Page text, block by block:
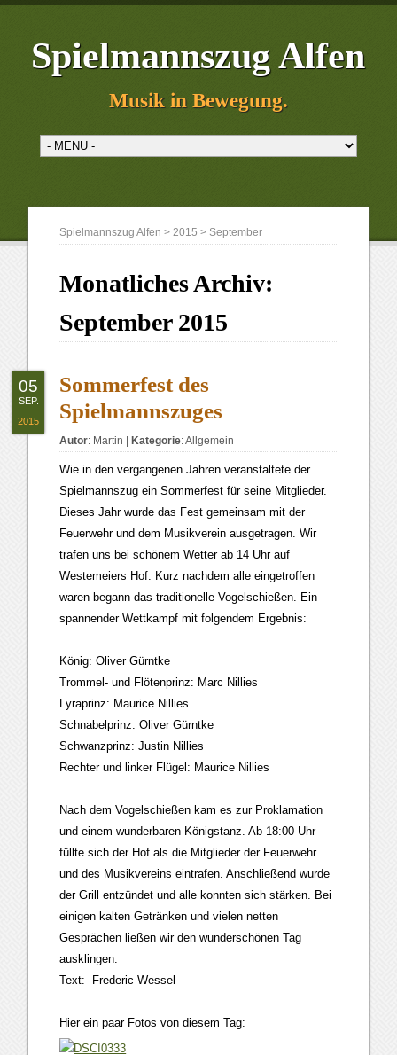
Spielmannszug Alfen
Musik in Bewegung.
Spielmannszug Alfen >2015 > September
Monatliches Archiv:
September 2015
Sommerfest des
Spielmannszuges
Autor: Martin Kategorie:Allgemein
Wie in den vergangenen Jahren veranstaltete der
Spielmannszug ein Sommerfest für seine Mitglieder.
Dieses Jahr wurde das Fest gemeinsam mit der
Feuerwehr und dem Musikverein ausgetragen. Wir
trafen uns bei schönem Wetter ab 14 Uhr auf
Westemeiers Hof. Kurz nachdem alle eingetroffen
waren begann das traditionelle Vogelschießen. Ein
spannender Wettkampf mit folgendem Ergebnis:
König: Oliver Gürntke
Trommel- und Flötenprinz: Marc Nillies
Lyraprinz: Maurice Nillies
Schnabelprinz: Oliver Gürntke
Schwanzprinz: Justin Nillies
Rechter und linker Flügel: Maurice Nillies
Nach dem Vogelschießen kam es zur Proklamation
und einem wunderbaren Königstanz. Ab 18:00 Uhr
füllte sich der Hof als die Mitglieder der Feuerwehr
und des Musikvereins eintrafen. Anschließend wurde
der Grill entzündet und alle konnten sich stärken. Bei
einigen kalten Getränken und vielen netten
Gesprächen ließen wir den wunderschönen Tag
ausklingen.
Text: Frederic Wessel
Hier ein paar Fotos von diesem Tag:
05
SEP.
2015